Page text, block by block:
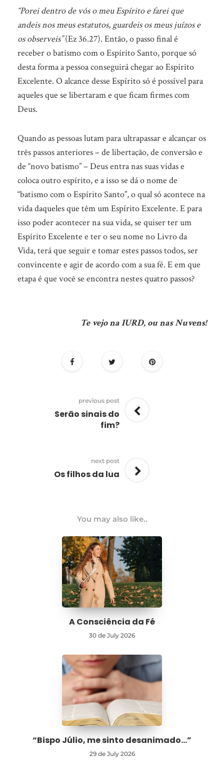
“Porei dentro de vós o meu Espírito e farei que
andeis nos meus estatutos, guardeis os meus juízos e
os observeis”(Ez 36.27). Então, o passo final é
receber o batismo com o Espírito Santo, porque só
desta forma a pessoa conseguirá chegar ao Espírito
Excelente. O alcance desse Espírito só é possível para
aqueles que se libertaram e que ficam firmes com
Deus.
Quando as pessoas lutam para ultrapassar e alcançar os
três passos anteriores – de libertação, de conversão e
de “novo batismo” – Deus entra nas suas vidas e
coloca outro espírito, e a isso se dá o nome de
“batismo com o Espírito Santo”, o qual só acontece na
vida daqueles que têm um Espírito Excelente. E para
isso poder acontecer na sua vida, se quiser ter um
Espírito Excelente e ter o seu nome no Livro da
Vida, terá que seguir e tomar estes passos todos, ser
convincente e agir de acordo com a sua fé. E em que
etapa é que você se encontra nestes quatro passos?
Te vejo na IURD, ou nas Nuvens!
previous post
Serão sinais do
fim?
next post
Os filhos da lua
You may also like..
A Consciência da Fé
30 de July 2026
“Bispo Júlio, me sinto desanimado…”
29 de July 2026